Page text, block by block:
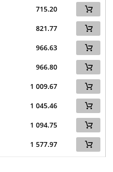
715.20
821.77
966.63
966.80
1 009.67
1 045.46
1 094.75
1 577.97